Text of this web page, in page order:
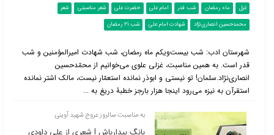
غزل ماه رمضان شب قدر امام علی حضرت علی شعر مناسبتی
شعر
محمدحسین انصاری‌نژاد
شهادت امام علی شب 21 رمضان
شهرستان ادب: شب بیست‌ویکم ماه رمضان، شب شهادت امیرالمؤمنین و شب
قدر است. به همین مناسبت، غزلی علوی می‌خوانیم از محمّدحسین
انصاری‌نژاد.سلمان! تو نیستی و ابوذر نمانده استعمّار نیست، مالک اشتر نمانده
استقرآن به نیزه می‌رود اینجا هزار بارجز خطبۀ دریغ به ...
به مناسبت سالروز عروج شهید آوینی
بانگ بیدارباش l شعری از علی داودی